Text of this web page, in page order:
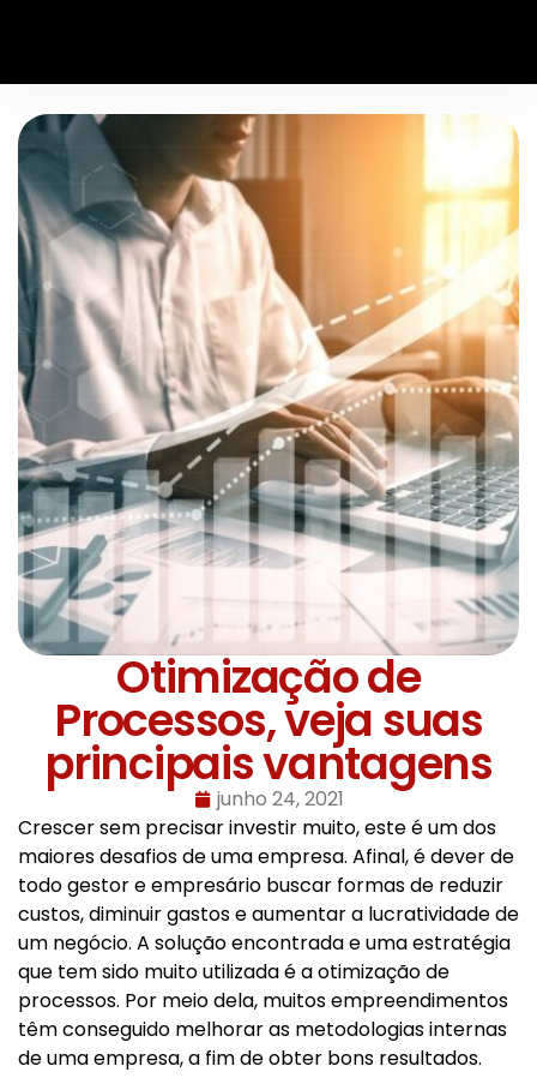
Otimização de
Processos, veja suas
principais vantagens
junho 24, 2021
Crescer sem precisar investir muito, este é um dos
maiores desafios de uma empresa. Afinal, é dever de
todo gestor e empresário buscar formas de reduzir
custos, diminuir gastos e aumentar a lucratividade de
um negócio. A solução encontrada e uma estratégia
que tem sido muito utilizada é a otimização de
processos. Por meio dela, muitos empreendimentos
têm conseguido melhorar as metodologias internas
de uma empresa, a fim de obter bons resultados.